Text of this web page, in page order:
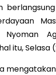
itu, Selasa